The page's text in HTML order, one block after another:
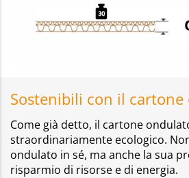
Sostenibili con il
Come già detto, il cartone
straordinariamente ecologico.
ondulato in sé, ma anche la sua
risparmio di risorse e di energia.